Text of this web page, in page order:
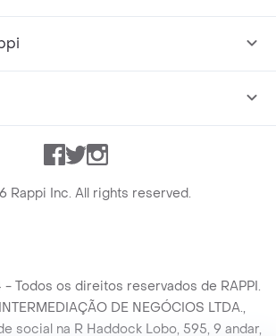
Facebook
TwitterInstagram
Rappi Inc. All rights reserved.
Todos os direitos reservados de RAPPI.
DE NEGÓCIOS LTDA.,
social na R Haddock Lobo, 595, 9 andar,